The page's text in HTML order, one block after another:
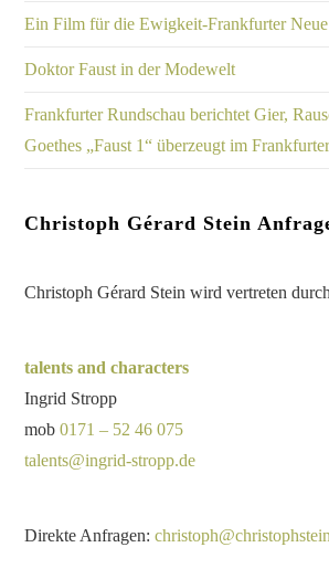
Ein Film für die Ewigkeit-Frankfurter Neue
Doktor Faust in der Modewelt
Frankfurter Rundschau berichtet Gier,
Goethes „Faust 1“ überzeugt im
Christoph Gérard Stein
Christoph Gérard Stein wird vertreten
talents and characters
Ingrid Stropp
mob0171 – 52 46 075
talents@ingrid-stropp.de
Direkte Anfragen: